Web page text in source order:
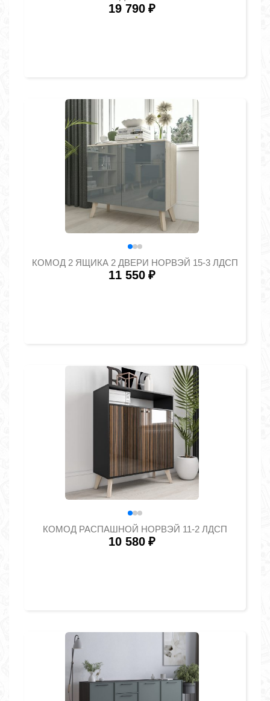
19 790 ₽
КОМОД 2 ЯЩИКА 2 ДВЕРИ НОРВЭЙ 15-3 ЛДСП
11 550 ₽
КОМОД РАСПАШНОЙ НОРВЭЙ 11-2 ЛДСП
10 580 ₽